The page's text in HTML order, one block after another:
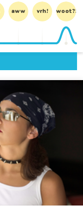
aww vrh! woot?!